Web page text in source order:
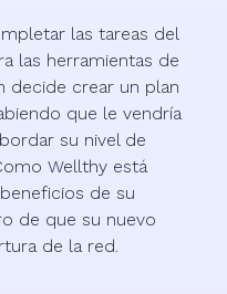
las tareas del
las herramientas de
decide crear un plan
que le vendría
su nivel de
Wellthy está
de su
de que su nuevo
de la red.